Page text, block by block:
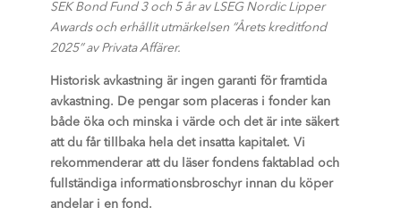
SEK Bond Fund 3 och 5 år av LSEG Nordic Lipper
Awards och erhållit utmärkelsen “Årets kreditfond
2025” av Privata Affärer.
Historisk avkastning är ingen garanti för framtida
avkastning. De pengar som placeras i fonder kan
både öka och minska i värde och det är inte säkert
att du får tillbaka hela det insatta kapitalet. Vi
rekommenderar att du läser fondens faktablad och
fullständiga informationsbroschyr innan du köper
andelar i en fond.